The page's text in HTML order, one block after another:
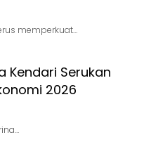
memperkuat…
Kendari Serukan
2026